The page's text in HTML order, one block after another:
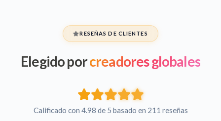
RESEÑAS DE CLIENTES
Elegido porcreadores globales
Calificado con 4.98 de 5 basado en 211 reseñas